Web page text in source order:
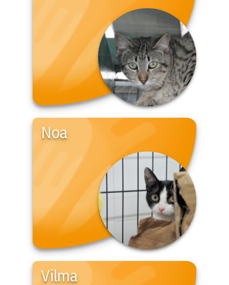
Noa
Vilma